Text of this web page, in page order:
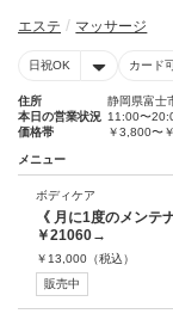
エステ マッサージ
日祝OK カード
住所
静岡県富士
本日の営業状況 11:00〜
価格帯
￥3,800〜
メニュー
ボディケア
《 月に1度のメン
￥21060→
￥ 13,000 （税込）
販売中